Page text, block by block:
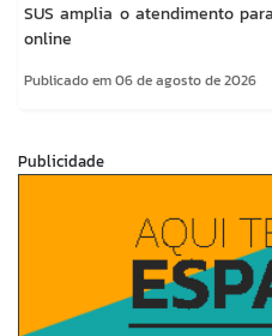
SUS amplia o atendimento
online
Publicado em 06 de agosto de 2026
Publicidade